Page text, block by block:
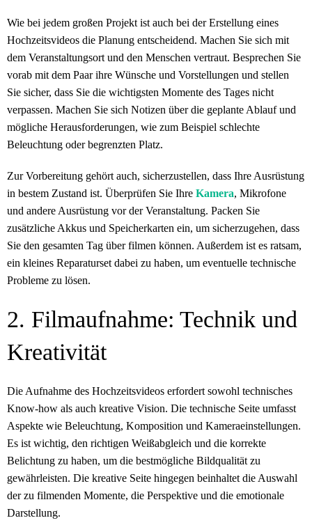
Wie bei jedem großen Projekt ist auch bei der Erstellung eines
Hochzeitsvideos die Planung entscheidend. Machen Sie sich mit
dem Veranstaltungsort und den Menschen vertraut. Besprechen Sie
vorab mit dem Paar ihre Wünsche und Vorstellungen und stellen
Sie sicher, dass Sie die wichtigsten Momente des Tages nicht
verpassen. Machen Sie sich Notizen über die geplante Ablauf und
mögliche Herausforderungen, wie zum Beispiel schlechte
Beleuchtung oder begrenzten Platz.
Zur Vorbereitung gehört auch, sicherzustellen, dass Ihre Ausrüstung
in bestem Zustand ist. Überprüfen Sie Ihre Kamera, Mikrofone
und andere Ausrüstung vor der Veranstaltung. Packen Sie
zusätzliche Akkus und Speicherkarten ein, um sicherzugehen, dass
Sie den gesamten Tag über filmen können. Außerdem ist es ratsam,
ein kleines Reparaturset dabei zu haben, um eventuelle technische
Probleme zu lösen.
2. Filmaufnahme: Technik und
Kreativität
Die Aufnahme des Hochzeitsvideos erfordert sowohl technisches
Know-how als auch kreative Vision. Die technische Seite umfasst
Aspekte wie Beleuchtung, Komposition und Kameraeinstellungen.
Es ist wichtig, den richtigen Weißabgleich und die korrekte
Belichtung zu haben, um die bestmögliche Bildqualität zu
gewährleisten. Die kreative Seite hingegen beinhaltet die Auswahl
der zu filmenden Momente, die Perspektive und die emotionale
Darstellung.